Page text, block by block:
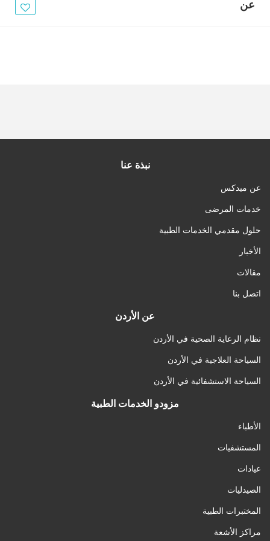
عن
نبذة عنا
عن ميدكس
خدمات المرضى
حلول مقدمي الخدمات الطبية
الأخبار
مقالات
اتصل بنا
عن الأردن
نظام الرعاية الصحية في الأردن
السياحة العلاجية في الأردن
السياحة الاستشفائية في الأردن
مزودو الخدمات الطبية
الأطباء
المستشفيات
عيادات
الصيدليات
المختبرات الطبية
مراكز الأشعة